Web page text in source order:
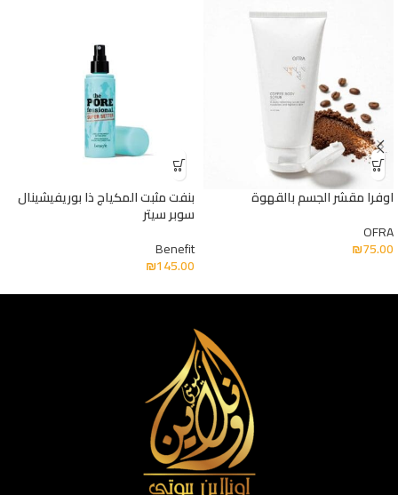
اوفرا مقشر الجسم بالقهوة
OFRA
₪75.00
بنفت مثبت المكياج ذا بوريفيشينال
سوبر سيتر
Benefit
₪145.00